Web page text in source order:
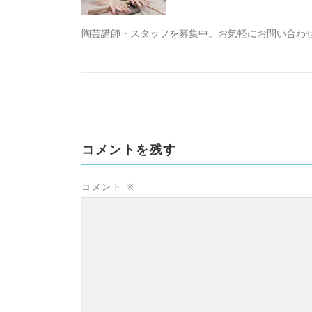
陶芸講師・スタッフを募集中。お気軽にお問い合わ
コメントを残す
コメント ※